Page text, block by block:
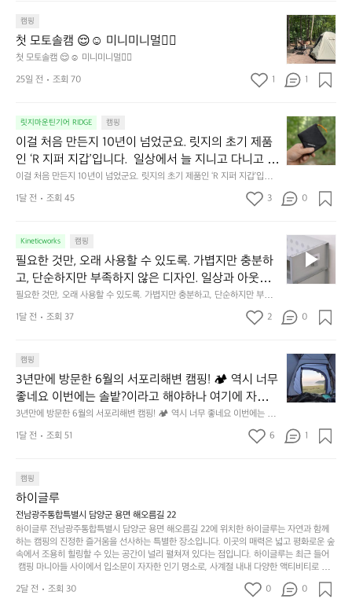
줍니다.  이 슬립 웜을 쓰는 것만으로 그곳은 나만의 밤
이 됩니다.  안녕히 주무세요.
밤이 됩니다.  안녕히 주무세요.
도
자
연
속
에
의
휴
식
에
도
이
중
인
차
안
서
도
구
나
잠
에
기
까
이
걸
리
는
순
캠핑
첫 모토솔캠 😌☺️ 미니미니멀👌🏼
첫 모토솔캠 😌☺️ 미니미니멀👌🏼
첫
모
토
솔
캠
☺️
미
니
미
멀
👌🏼
25일 전 조회 70 1 1
릿지마운틴기어 RIDGE 캠핑
이걸 처음 만든지 10년이 넘었군요. 릿지의 초기 제품
인 ‘R 지퍼 지갑’입니다.  일상에서 늘 지니고 다니고 싶
어지는 물건에는 크기, 무게, 형태, 색감 사이의 아주 미
묘한 밸런스가 존재합니다.  예를 들자면 일에 집중하
느라 책상 위 가장자리에 대충 걸쳐 놓아도 시야에 걸
는 균형감에서 출발했습니다.  그중에서도 슬림함에 철
저히 집착했습니다. 튼튼한 내구도와 넉넉한 수납력을
해치치 않는 선에서, 가장 가볍고 얇게 설계했습니다.
이 디자인과 사용감은, 꼭 직접 손으로 만져보며 경험
해 보시기를 바랍니다.
이걸 처음 만든지 10년이 넘었군요. 릿지의 초기 제품인 ‘R 지퍼 지갑’입니
다.  일상에서 늘 지니고 다니고 싶어지는 물건에는 크기, 무게, 형태, 색감
사이의 아주 미묘한 밸런스가 존재합니다.  예를 들자면 일에 집중하느라 책
철저히 집착했습니다. 튼튼한 내구도와 넉넉한 수납력을 해치치 않는 선에
서, 가장 가볍고 얇게 설계했습니다.  이 디자인과 사용감은, 꼭 직접 손으로
만져보며 경험해 보시기를 바랍니다.
이
걸
처
음
든
0
년
이
넘
군
지
의
초
기
품
갑’입
니
다.
일
상
에
1달 전 조회 45 3 0
Kineticworks 캠핑
필요한 것만, 오래 사용할 수 있도록. 가볍지만 충분하
고, 단순하지만 부족하지 않은 디자인. 일상과 아웃도
어의 경계를 자연스럽게 이어주는 RIDGE MOUNTAIN
GEAR. 키네틱웍스에서 만나보세요.
필요한 것만, 오래 사용할 수 있도록. 가볍지만 충분하고, 단순하지만 부족하
지 않은 디자인. 일상과 아웃도어의 경계를 자연스럽게 이어주는 RIDGE M
OUNTAIN GEAR. 키네틱웍스에서 만나보세요.
필
요
한
것
오
용
할
수
있
록.
분
하
고,
단
순
하
1달 전 조회 37 2 0
캠핑
3년만에 방문한 6월의 서포리해변 캠핑! 🏕 역시 너무
좋네요 이번에는 솔밭?이라고 해야하나 여기에 자리를
잡았는데 정말 시원하고 경치도 좋네요  서해치고 물도
맑은편, 아이들도 놀기 좋고 1박 2일은 넘 짧게 느껴지
네요  .1박 1동 1만원 (수금은 7시쯤, 동네에서 관리) .수
바로 화장실있음 .5분거리 cu .2분거리 음식점  항구에
서부터 해변까지 버스도 다니네요 ㅎㅎㅎ 아이들 엄청
좋아하네요 점심쯤도착해서 철수할때까지 물놀이 3
타임이나 했네요 ⛱️
3년만에 방문한 6월의 서포리해변 캠핑! 🏕 역시 너무 좋네요 이번에는 솔
밭?이라고 해야하나 여기에 자리를 잡았는데 정말 시원하고 경치도 좋네요
서해치고 물도 맑은편, 아이들도 놀기 좋고 1박 2일은 넘 짧게 느껴지네요  .
항구에서부터 해변까지 버스도 다니네요 ㅎㅎㅎ 아이들 엄청 좋아하네요 점
심쯤도착해서 철수할때까지 물놀이 3타임이나 했네요 ⛱️
년
만
에
문
포
리
해
변
캠
핑!
1달 전 조회 51 6 1
캠핑
하이글루
전남광주통합특별시 담양군 용면 해오름길 22
하이글루 전남광주통합특별시 담양군 용면 해오름길 22에 위치한 하이글루는 자연과 함께
하는 캠핑의 진정한 즐거움을 선사하는 특별한 장소입니다. 이곳의 매력은 넓고 평화로운 숲
속에서 조용히 힐링할 수 있는 공간이 널리 펼쳐져 있다는 점입니다. 하이글루는 최근 들어
캠핑 마니아들 사이에서 입소문이 자자한 인기 명소로, 사계절 내내 다양한 액티비티로 방
문객들을 맞이합니다. 특히, 하이글루의 독특한 시설인 글램핑 텐트는 고객들에게 아늑한 잠
자리를 제공하며, 캠핑의 매력을 한층 더해 줍니다. 밖에서는 자연의 소리를 들으며, 내부에
2달 전 조회 30 0 0